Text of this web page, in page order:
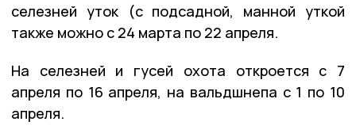
селезней уток (с подсадной, манной уткой
также можно с 24 марта по 22 апреля.
На селезней и гусей охота откроется с 7
апреля по 16 апреля, на вальдшнепа с 1 по 10
апреля.